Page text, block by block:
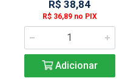
R$ 38,84
R$ 36,89 no PIX
Adicionar